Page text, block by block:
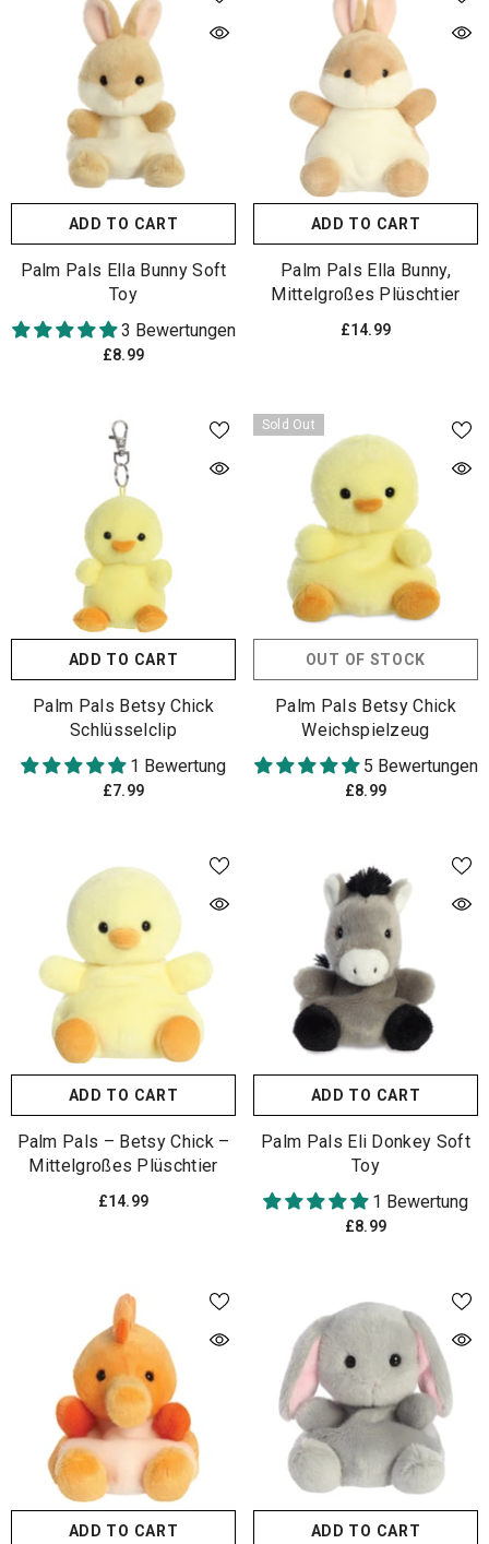
ADD TO CART
Palm Pals Ella Bunny Soft
Toy
3 Bewertungen
£8.99
ADD TO CART
Palm Pals Ella Bunny,
Mittelgroßes Plüschtier
£14.99
ADD TO CART
Palm Pals Betsy Chick
Schlüsselclip
1 Bewertung
£7.99
Sold Out
OUT OF STOCK
Palm Pals Betsy Chick
Weichspielzeug
5 Bewertungen
£8.99
ADD TO CART
Palm Pals – Betsy Chick –
Mittelgroßes Plüschtier
£14.99
ADD TO CART
Palm Pals Eli Donkey Soft
Toy
1 Bewertung
£8.99
ADD TO CART ADD TO CART